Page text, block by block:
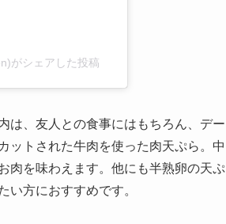
がシェアした投稿
は、友人との食事にはもちろん、デー
ットされた牛肉を使った肉天ぷら。中
肉を味わえます。他にも半熟卵の天ぷ
い方におすすめです。